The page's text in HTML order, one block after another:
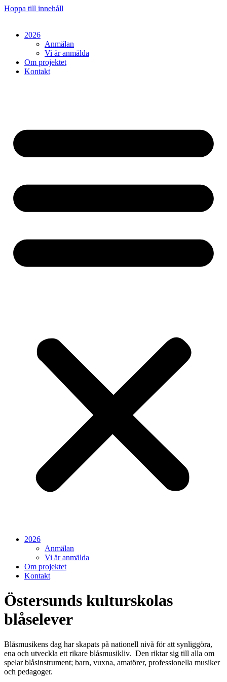
Hoppa till innehåll
2026
Anmälan
Vi är anmälda
Om projektet
Kontakt
2026
Anmälan
Vi är anmälda
Om projektet
Kontakt
Östersunds kulturskolas
blåselever
Blåsmusikens dag har skapats på nationell nivå för att synliggöra,
ena och utveckla ett rikare blåsmusikliv. Den riktar sig till alla om
spelar blåsinstrument; barn, vuxna, amatörer, professionella musiker
och pedagoger.